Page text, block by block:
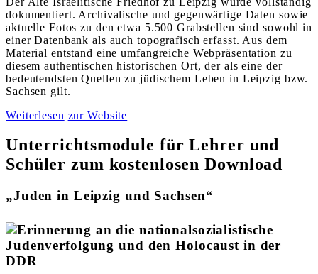
dokumentiert. Archivalische und gegenwärtige Daten sowie
aktuelle Fotos zu den etwa 5.500 Grabstellen sind sowohl in
einer Datenbank als auch topografisch erfasst. Aus dem
Material entstand eine umfangreiche Webpräsentation zu
diesem authentischen historischen Ort, der als eine der
bedeutendsten Quellen zu jüdischem Leben in Leipzig bzw.
Sachsen gilt.
Weiterlesen zur Website
Unterrichtsmodule für Lehrer und
Schüler zum kostenlosen Download
„Juden in Leipzig und Sachsen“